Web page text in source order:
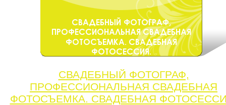
СВАДЕБНЫЙ ФОТОГРАФ,
ПРОФЕССИОНАЛЬНАЯ СВАДЕБНАЯ
ФОТОСЪЕМКА. СВАДЕБНАЯ